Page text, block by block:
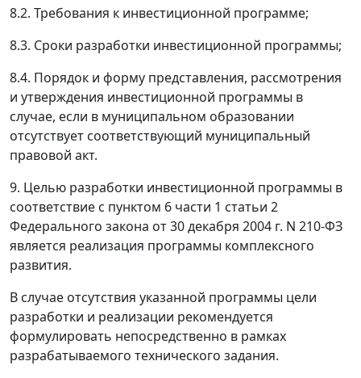
8.2. Требования к инвестиционной программе;
8.3. Сроки разработки инвестиционной программы;
8.4. Порядок и форму представления, рассмотрения
и утверждения инвестиционной программы в
случае, если в муниципальном образовании
отсутствует соответствующий муниципальный
правовой акт.
9. Целью разработки инвестиционной программы в
соответствие с пунктом 6 части 1 статьи 2
Федерального закона от 30 декабря 2004 г. N 210-ФЗ
является реализация программы комплексного
развития.
В случае отсутствия указанной программы цели
разработки и реализации рекомендуется
формулировать непосредственно в рамках
разрабатываемого технического задания.